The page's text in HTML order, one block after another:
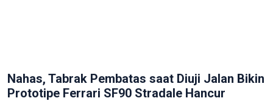
Nahas, Tabrak Pembatas saat Diuji Jalan Bikin
Prototipe Ferrari SF90 Stradale Hancur